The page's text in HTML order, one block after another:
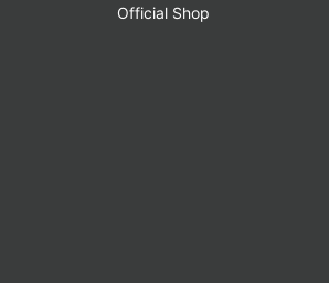
Official Shop